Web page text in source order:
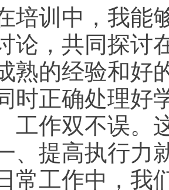
训中，我能够
论，共同探讨
熟的经验和好
时正确处理好
工作双不误。
提高执行力就
工作中，我们